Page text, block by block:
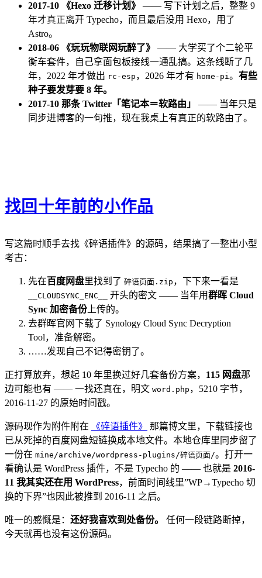
2017-10 《Hexo 迁移计划》
—— 写下计划之后，整整 9
年才真正离开 Typecho，而且最后没用 Hexo，用了
Astro。
2018-06 《玩玩物联网玩醉了》
—— 大学买了个二轮平
衡车套件，自己拿面包板接线一通乱搞。这条线断了几
年，2022 年才做出 rc-esp ，2026 年才有 home-pi 。 有些
种子要发芽要 8 年。
2017-10 那条 Twitter「笔记本＝软路由」
—— 当年只是
同步进博客的一句推，现在我桌上有真正的软路由了。
找回十年前的小作品
写这篇时顺手去找《碎语插件》的源码，结果搞了一整出小型
考古：
先在百度网盘里找到了 碎语页面.zip ，下下来一看是
__CLOUDSYNC_ENC__ 开头的密文 —— 当年用群晖 Cloud
Sync 加密备份上传的。
去群晖官网下载了 Synology Cloud Sync Decryption
Tool，准备解密。
……发现自己不记得密钥了。
正打算放弃，想起 10 年里换过好几套备份方案， 115 网盘那
边可能也有 —— 一找还真在，明文 word.php ，5210 字节，
2016-11-27 的原始时间戳。
源码现作为附件附在 《碎语插件》
那篇博文里，下载链接也
已从死掉的百度网盘短链换成本地文件。本地仓库里同步留了
一份在 mine/archive/wordpress-plugins/碎语页面/。打开一
看确认是 WordPress 插件，不是 Typecho 的 —— 也就是 2016-
11 我其实还在用 WordPress，前面时间线里”WP→Typecho 切
换的下界”也因此被推到 2016-11 之后。
唯一的感慨是： 还好我喜欢到处备份。
任何一段链路断掉，
今天就再也没有这份源码。